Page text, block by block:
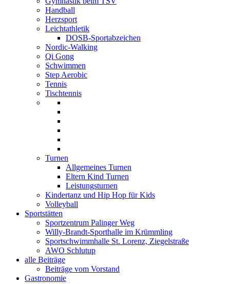
Handball
Herzsport
Leichtathletik
DOSB-Sportabzeichen
Nordic-Walking
Qi Gong
Schwimmen
Step Aerobic
Tennis
Tischtennis
Turnen
Allgemeines Turnen
Eltern Kind Turnen
Leistungsturnen
Kindertanz und Hip Hop für Kids
Volleyball
Sportstätten
Sportzentrum Palinger Weg
Willy-Brandt-Sporthalle im Krümmling
Sportschwimmhalle St. Lorenz, Ziegelstraße
AWO Schlutup
alle Beiträge
Beiträge vom Vorstand
Gastronomie